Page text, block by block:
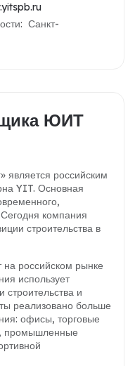
Санкт-
ЮИТ
российским
YIT. Основная
Сегодня компания
строительства в
российском рынке
использует
строительства и
реализовано больше
офисы, торговые
промышленные